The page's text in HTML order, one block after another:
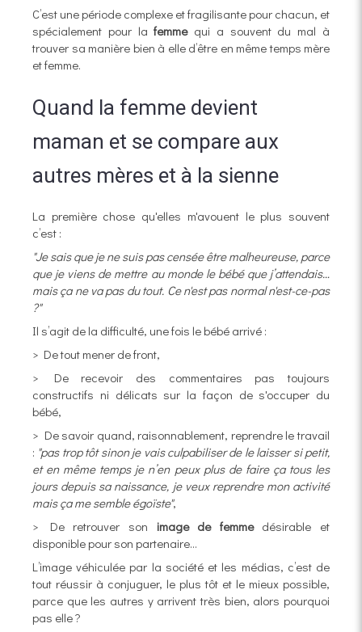
C’est une période complexe et fragilisante pour chacun, et
spécialement pour lafemmequi a souvent du mal à
trouver sa manière bien à elle d’être en même temps mère
et femme.
Quand la femme devient
maman et se compare aux
autres mères et à la sienne
La première chose qu'elles m'avouent le plus souvent
c’est :
"Je sais que je ne suis pas censée être malheureuse, parce
que je viens de mettre au monde le bébé que j’attendais…
mais ça ne va pas du tout. Ce n'est pas normal n'est-ce-pas
?"
Il s’agit de la difficulté, une fois le bébé arrivé :
> De tout mener de front,
> De recevoir des commentaires pas toujours
constructifs ni délicats sur la façon de s'occuper du
bébé,
> De savoir quand, raisonnablement, reprendre le travail
: "pas trop tôt sinon je vais culpabiliser de le laisser si petit,
et en même temps je n’en peux plus de faire ça tous les
jours depuis sa naissance, je veux reprendre mon activité
mais ça me semble égoïste",
> De retrouver son image de femmedésirable et
disponible pour son partenaire…
L’image véhiculée par la société et les médias, c’est de
tout réussir à conjuguer, le plus tôt et le mieux possible,
parce que les autres y arrivent très bien, alors pourquoi
pas elle ?